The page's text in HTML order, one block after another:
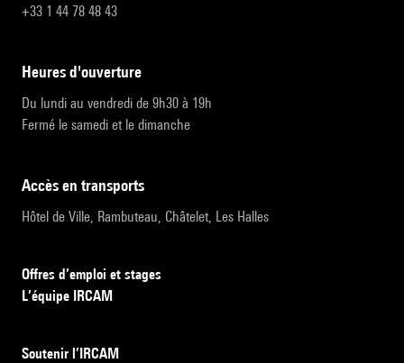
+33 1 44 78 48 43
heures d'ouverture
Du lundi au vendredi de 9h30 à 19h
Fermé le samedi et le dimanche
accès en transports
Hôtel de Ville, Rambuteau, Châtelet, Les Halles
Offres d’emploi et stages
L’équipe IRCAM
Soutenir l’IRCAM